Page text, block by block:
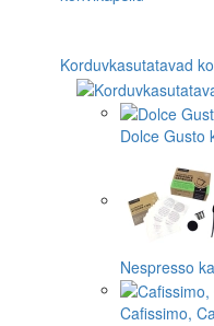
Korduvkasutatavad
Dolce Gusto
Nespresso
Cafissimo,